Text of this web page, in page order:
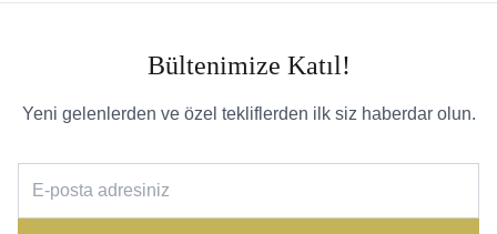
Bültenimize Katıl!
Yeni gelenlerden ve özel tekliflerden ilk siz haberdar olun.